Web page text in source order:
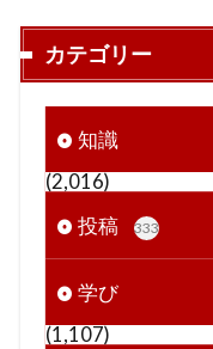
カテゴリー
知識
(2,016)
投稿
333
学び
(1,107)